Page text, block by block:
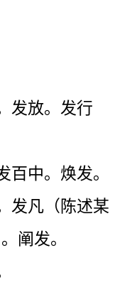
发放。发行
百中。焕发。
发凡（陈述某
阐发。